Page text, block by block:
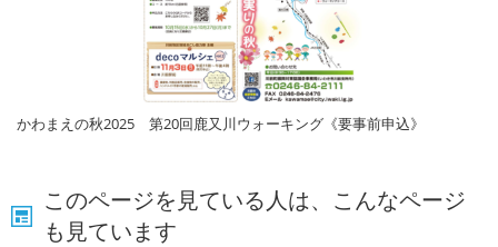
かわまえの秋2025 第20回鹿又川ウォーキング《要事前申込》
このページを見ている人は、こんなページ
も見ています